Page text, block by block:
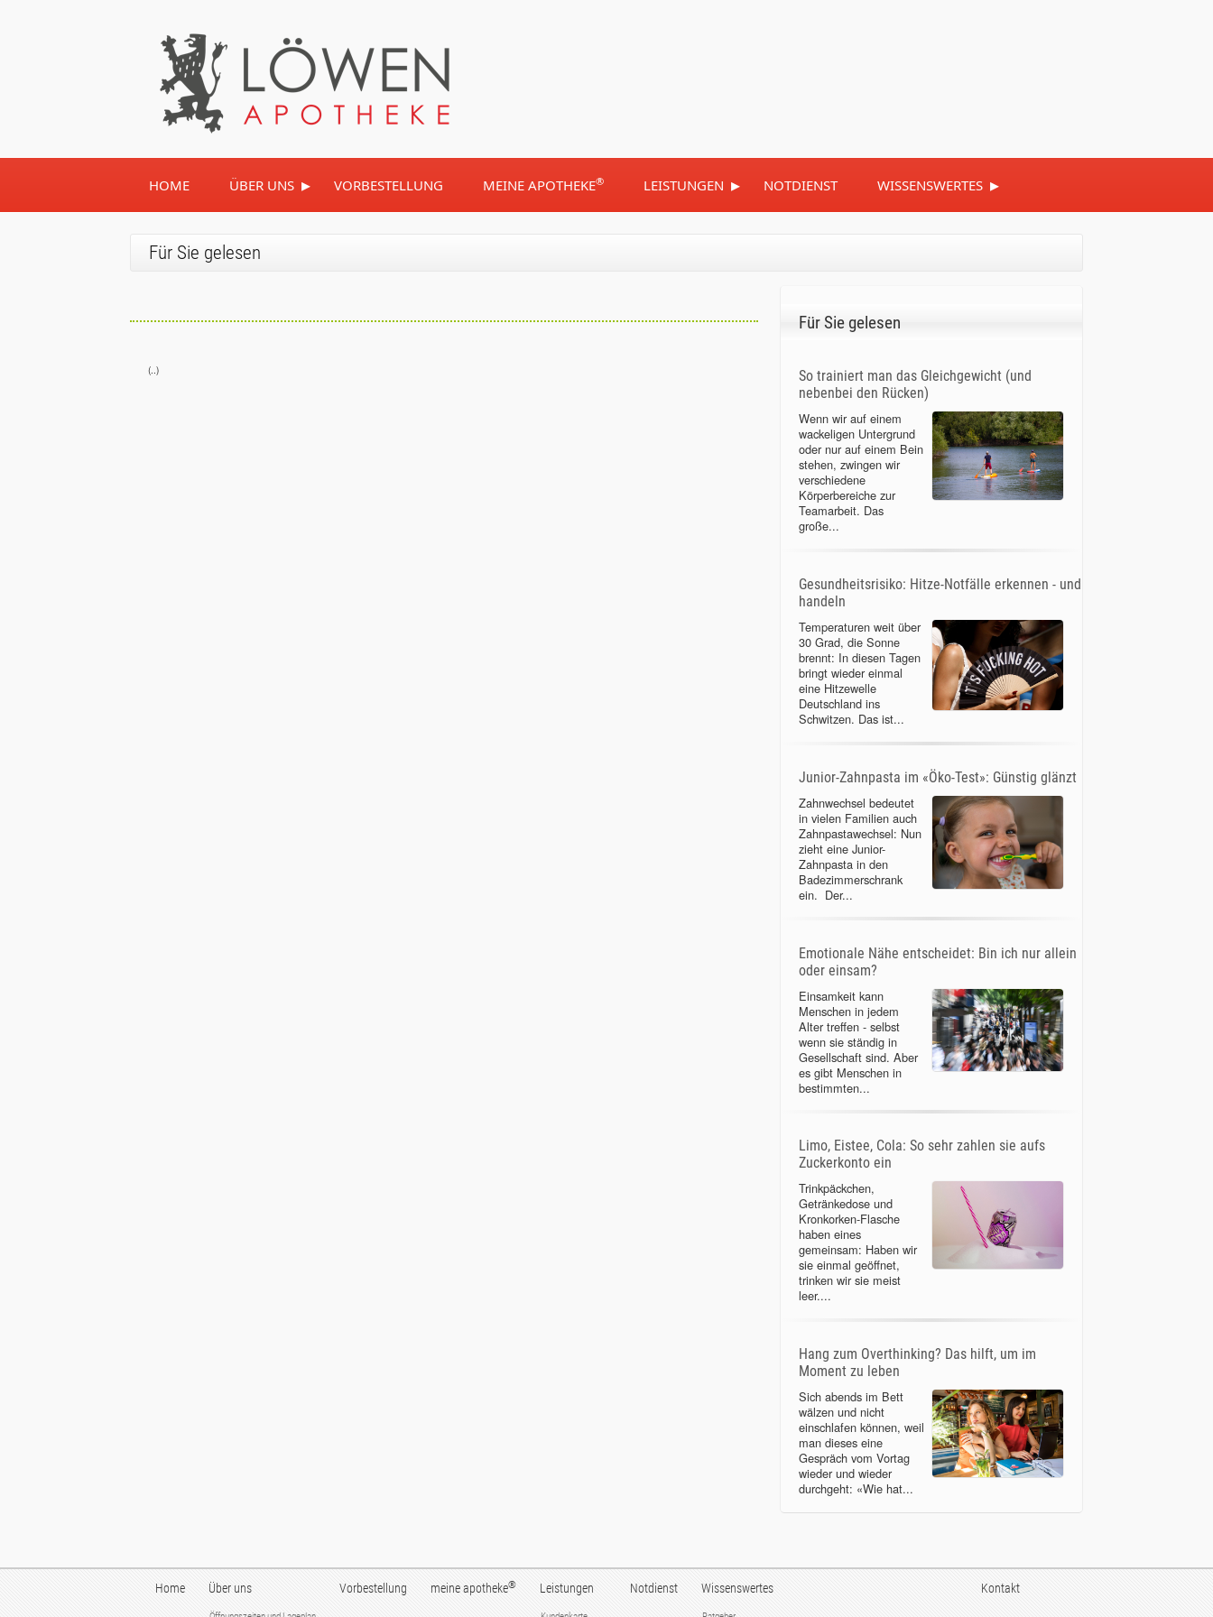
HOME ÜBER UNS ▸ VORBESTELLUNG MEINE APOTHEKE® LEISTUNGEN ▸ NOTDIENST WISSENSWERTES ▸
Für Sie gelesen
(..)
Für Sie gelesen
So trainiert man das Gleichgewicht (und
nebenbei den Rücken)
Wenn wir auf einem
wackeligen Untergrund
oder nur auf einem Bein
stehen, zwingen wir
verschiedene
Körperbereiche zur
Teamarbeit. Das
große...
Gesundheitsrisiko: Hitze-Notfälle erkennen - und
handeln
Temperaturen weit über
30 Grad, die Sonne
brennt: In diesen Tagen
bringt wieder einmal
eine Hitzewelle
Deutschland ins
Schwitzen. Das ist...
Junior-Zahnpasta im «Öko-Test»: Günstig glänzt
Zahnwechsel bedeutet
in vielen Familien auch
Zahnpastawechsel: Nun
zieht eine Junior-
Zahnpasta in den
Badezimmerschrank
ein. Der...
Emotionale Nähe entscheidet: Bin ich nur allein
oder einsam?
Einsamkeit kann
Menschen in jedem
Alter treffen - selbst
wenn sie ständig in
Gesellschaft sind. Aber
es gibt Menschen in
bestimmten...
Limo, Eistee, Cola: So sehr zahlen sie aufs
Zuckerkonto ein
Trinkpäckchen,
Getränkedose und
Kronkorken-Flasche
haben eines
gemeinsam: Haben wir
sie einmal geöffnet,
trinken wir sie meist
leer....
Hang zum Overthinking? Das hilft, um im
Moment zu leben
Sich abends im Bett
wälzen und nicht
einschlafen können, weil
man dieses eine
Gespräch vom Vortag
wieder und wieder
durchgeht: «Wie hat...
Home Über uns Vorbestellung meine apotheke® Leistungen Notdienst Wissenswertes Kontakt